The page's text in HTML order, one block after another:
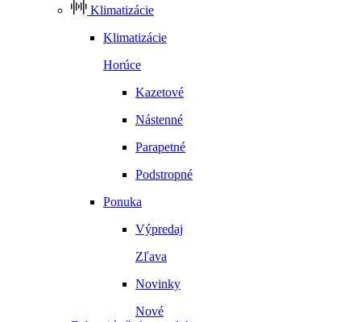
Klimatizácie
Klimatizácie
Horúce
Kazetové
Nástenné
Parapetné
Podstropné
Ponuka
Výpredaj
Zľava
Novinky
Nové